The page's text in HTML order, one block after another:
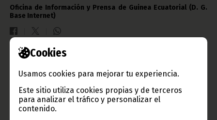
Cookies
Usamos cookies para mejorar tu experiencia.
Este sitio utiliza cookies propias y de terceros
para analizar el tráfico y personalizar el
contenido.
Oficina de Información y Prensa de Guinea Ecuatorial (D. G.
Base Internet)
Información de Guinea Ecuatorial